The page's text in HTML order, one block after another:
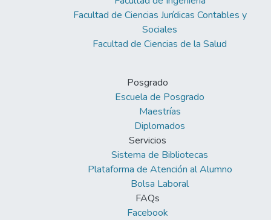
Facultad de Ciencias Jurídicas Contables y
Sociales
Facultad de Ciencias de la Salud
Posgrado
Escuela de Posgrado
Maestrías
Diplomados
Servicios
Sistema de Bibliotecas
Plataforma de Atención al Alumno
Bolsa Laboral
FAQs
Facebook